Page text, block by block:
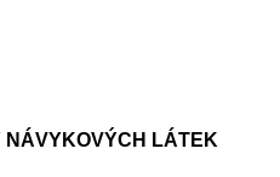
NÁVYKOVÝCH LÁTEK